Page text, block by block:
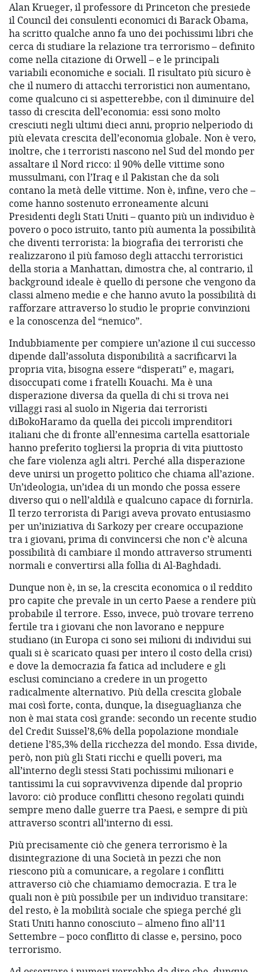
Alan Krueger, il professore di Princeton che presiede
il Council dei consulenti economici di Barack Obama,
ha scritto qualche anno fa uno dei pochissimi libri che
cerca di studiare la relazione tra terrorismo – definito
come nella citazione di Orwell – e le principali
variabili economiche e sociali. Il risultato più sicuro è
che il numero di attacchi terroristici non aumentano,
come qualcuno ci si aspetterebbe, con il diminuire del
tasso di crescita dell’economia: essi sono molto
cresciuti negli ultimi dieci anni, proprio nelperiodo di
più elevata crescita dell’economia globale. Non è vero,
inoltre, che i terroristi nascono nel Sud del mondo per
assaltare il Nord ricco: il 90% delle vittime sono
mussulmani, con l’Iraq e il Pakistan che da soli
contano la metà delle vittime. Non è, infine, vero che –
come hanno sostenuto erroneamente alcuni
Presidenti degli Stati Uniti – quanto più un individuo è
povero o poco istruito, tanto più aumenta la possibilità
che diventi terrorista: la biografia dei terroristi che
realizzarono il più famoso degli attacchi terroristici
della storia a Manhattan, dimostra che, al contrario, il
background ideale è quello di persone che vengono da
classi almeno medie e che hanno avuto la possibilità di
rafforzare attraverso lo studio le proprie convinzioni
e la conoscenza del “nemico”.
Indubbiamente per compiere un’azione il cui successo
dipende dall’assoluta disponibilità a sacrificarvi la
propria vita, bisogna essere “disperati” e, magari,
disoccupati come i fratelli Kouachi. Ma è una
disperazione diversa da quella di chi si trova nei
villaggi rasi al suolo in Nigeria dai terroristi
diBokoHaramo da quella dei piccoli imprenditori
italiani che di fronte all’ennesima cartella esattoriale
hanno preferito togliersi la propria di vita piuttosto
che fare violenza agli altri. Perché alla disperazione
deve unirsi un progetto politico che chiama all’azione.
Un’ideologia, un’idea di un mondo che possa essere
diverso qui o nell’aldilà e qualcuno capace di fornirla.
Il terzo terrorista di Parigi aveva provato entusiasmo
per un’iniziativa di Sarkozy per creare occupazione
tra i giovani, prima di convincersi che non c’è alcuna
possibilità di cambiare il mondo attraverso strumenti
normali e convertirsi alla follia di Al-Baghdadi.
Dunque non è, in se, la crescita economica o il reddito
pro capite che prevale in un certo Paese a rendere più
probabile il terrore. Esso, invece, può trovare terreno
fertile tra i giovani che non lavorano e neppure
studiano (in Europa ci sono sei milioni di individui sui
quali si è scaricato quasi per intero il costo della crisi)
e dove la democrazia fa fatica ad includere e gli
esclusi cominciano a credere in un progetto
radicalmente alternativo. Più della crescita globale
mai così forte, conta, dunque, la diseguaglianza che
non è mai stata così grande: secondo un recente studio
del Credit Suissel’8,6% della popolazione mondiale
detiene l’85,3% della ricchezza del mondo. Essa divide,
però, non più gli Stati ricchi e quelli poveri, ma
all’interno degli stessi Stati pochissimi milionari e
tantissimi la cui sopravvivenza dipende dal proprio
lavoro: ciò produce conflitti chesono regolati quindi
sempre meno dalle guerre tra Paesi, e sempre di più
attraverso scontri all’interno di essi.
Più precisamente ciò che genera terrorismo è la
disintegrazione di una Società in pezzi che non
riescono più a comunicare, a regolare i conflitti
attraverso ciò che chiamiamo democrazia. E tra le
quali non è più possibile per un individuo transitare:
del resto, è la mobilità sociale che spiega perché gli
Stati Uniti hanno conosciuto – almeno fino all’11
Settembre – poco conflitto di classe e, persino, poco
terrorismo.